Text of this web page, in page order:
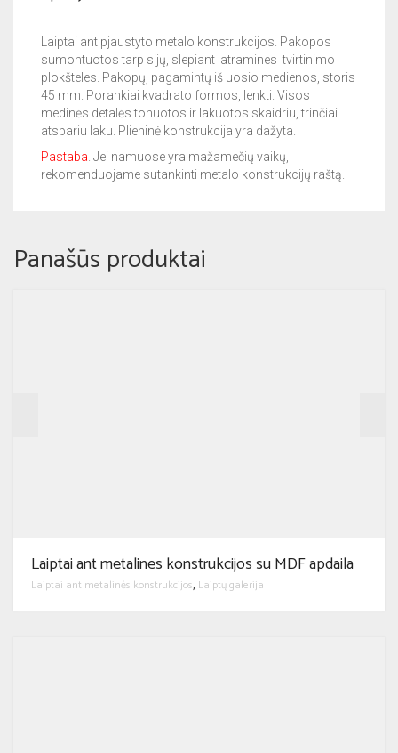
Laiptai ant pjaustyto metalo konstrukcijos. Pakopos
sumontuotos tarp sijų, slepiant atramines tvirtinimo
plokšteles. Pakopų, pagamintų iš uosio medienos, storis
45 mm. Porankiai kvadrato formos, lenkti. Visos
medinės detalės tonuotos ir lakuotos skaidriu, trinčiai
atspariu laku. Plieninė konstrukcija yra dažyta.
Pastaba. Jei namuose yra mažamečių vaikų,
rekomenduojame sutankinti metalo konstrukcijų raštą.
Panašūs produktai
Laiptai ant metalines konstrukcijos su MDF apdaila
Laiptai ant metalinės konstrukcijos, Laiptų galerija